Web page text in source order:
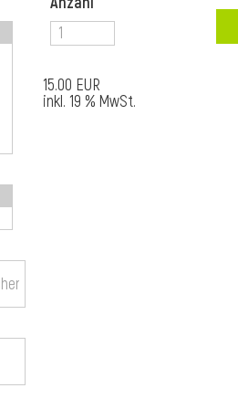
15.00 EUR
inkl. 19 % MwSt.